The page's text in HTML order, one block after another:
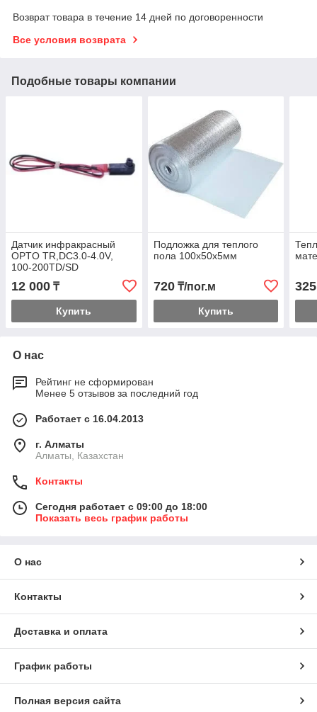
Возврат товара в течение 14 дней по договоренности
Все условия возврата
Подобные товары компании
Датчик инфракрасный
OPTO TR,DC3.0-4.0V,
100-200TD/SD
12 000 ₸
Купить
Подложка для теплого
пола 100х50х5мм
720₸/пог.м
Купить
325
О нас
Рейтинг не сформирован
Менее 5 отзывов за последний год
Работает с 16.04.2013
г. Алматы
Алматы, Казахстан
Контакты
Сегодня работает с 09:00 до 18:00
Показать весь график работы
О нас
Контакты
Доставка и оплата
График работы
Полная версия сайта